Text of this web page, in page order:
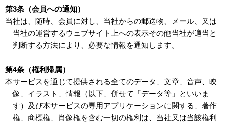
第3条（会員への通知）
当社は、随時、会員に対し、当社からの郵送物、メール、又は
当社の運営するウェブサイト上への表示その他当社が適当と
判断する方法により、必要な情報を通知します。
第4条（権利帰属）
本サービスを通じて提供される全てのデータ、文章、音声、映
像、イラスト、情報（以下、併せて「データ等」といいま
す）及び本サービスの専用アプリケーションに関する、著作
権、商標権、肖像権を含む一切の権利は、当社又は当該権利